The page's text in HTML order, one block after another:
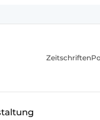
Zeitschriften